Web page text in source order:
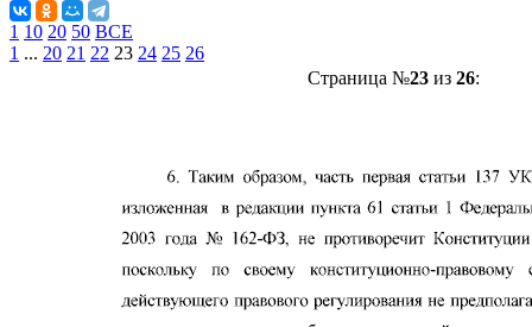
1 10 20 50 ВСЕ
1 ... 20 21 22 23 24 25 26
Страница №23из 26: